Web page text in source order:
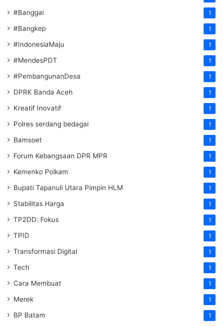
#Banggai 1
#Bangkep 1
#IndonesiaMaju 1
#MendesPDT 1
#PembangunanDesa 1
DPRK Banda Aceh 1
Kreatif Inovatif 1
Polres serdang bedagai 1
Bamsoet 1
Forum Kebangsaan DPR MPR 1
Kemenko Polkam 1
‎Bupati Tapanuli Utara Pimpin HLM 1
Stabilitas Harga 1
TP2DD: Fokus 1
TPID 1
Transformasi Digital 1
Tech 1
Cara Membuat 1
Merek 1
BP Batam 1